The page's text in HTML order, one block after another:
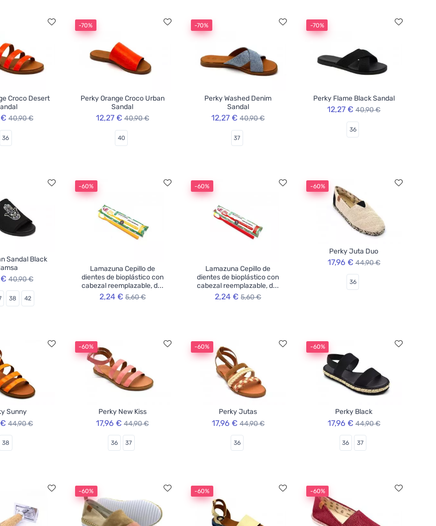
Croco Desert
€ 40,90 €
36
-70%
Perky Orange Croco Urban
Sandal
12,27 € 40,90 €
40
-70%
Perky Washed Denim
Sandal
12,27 € 40,90 €
37
-70%
Perky Flame Black Sandal
12,27 € 40,90 €
36
Sandal Black
€ 40,90 €
38 42
-60%
Lamazuna Cepillo de
dientes de bioplástico con
cabezal reemplazable, d...
2,24 € 5,60 €
-60%
Lamazuna Cepillo de
dientes de bioplástico con
cabezal reemplazable, d...
2,24 € 5,60 €
-60%
Perky Juta Duo
17,96 € 44,90 €
36
Sunny
44,90 €
38
-60%
Perky New Kiss
17,96 € 44,90 €
36 37
-60%
Perky Jutas
17,96 € 44,90 €
36
-60%
Perky Black
17,96 € 44,90 €
36 37
-60% -60% -60%